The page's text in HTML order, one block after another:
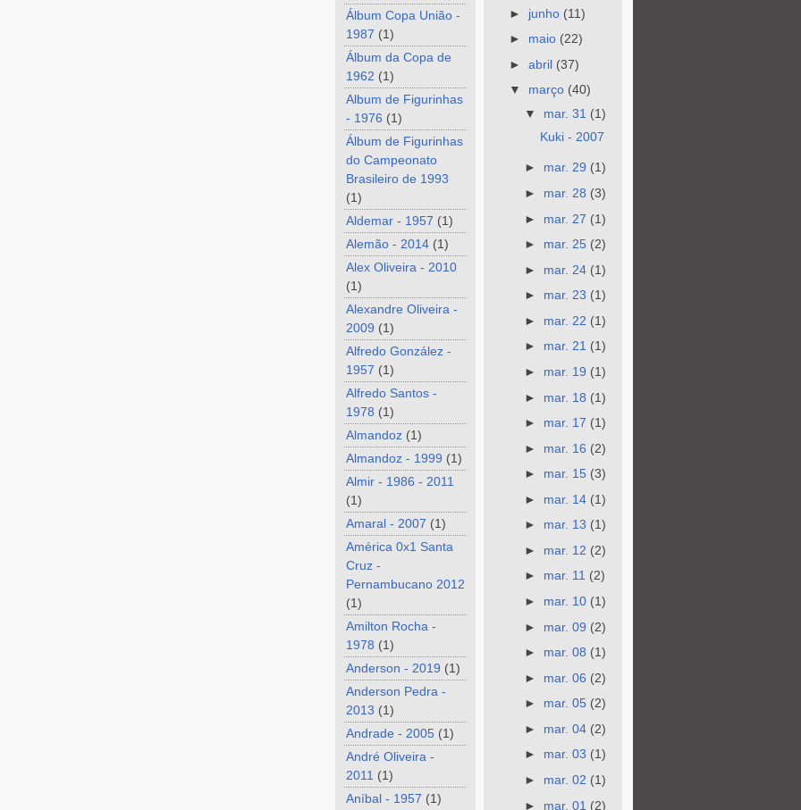
Álbum Copa União -
1987 (1)
Álbum da Copa de
1962 (1)
Album de Figurinhas
- 1976 (1)
Álbum de Figurinhas
do Campeonato
Brasileiro de 1993
(1)
Aldemar - 1957 (1)
Alemão - 2014 (1)
Alex Oliveira - 2010
(1)
Alexandre Oliveira -
2009 (1)
Alfredo González -
1957 (1)
Alfredo Santos -
1978 (1)
Almandoz (1)
Almandoz - 1999 (1)
Almir - 1986 - 2011
(1)
Amaral - 2007 (1)
América 0x1 Santa
Cruz -
Pernambucano 2012
(1)
Amilton Rocha -
1978 (1)
Anderson - 2019 (1)
Anderson Pedra -
2013 (1)
Andrade - 2005 (1)
André Oliveira -
2011 (1)
Aníbal - 1957 (1)
► junho (11)
► maio (22)
► abril (37)
▼ março (40)
▼ mar. 31 (1)
Kuki - 2007
► mar. 29 (1)
► mar. 28 (3)
► mar. 27 (1)
► mar. 25 (2)
► mar. 24 (1)
► mar. 23 (1)
► mar. 22 (1)
► mar. 21 (1)
► mar. 19 (1)
► mar. 18 (1)
► mar. 17 (1)
► mar. 16 (2)
► mar. 15 (3)
► mar. 14 (1)
► mar. 13 (1)
► mar. 12 (2)
► mar. 11 (2)
► mar. 10 (1)
► mar. 09 (2)
► mar. 08 (1)
► mar. 06 (2)
► mar. 05 (2)
► mar. 04 (2)
► mar. 03 (1)
► mar. 02 (1)
► mar. 01 (2)